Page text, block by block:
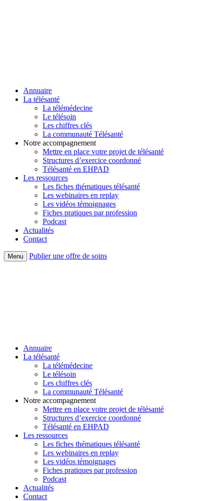
Annuaire
La télésanté
La télémédecine
Le télésoin
Les chiffres clés
La communauté Télésanté
Notre accompagnement
Mettre en place votre projet de télésanté
Structures d’exercice coordonné
Télésanté en EHPAD
Les ressources
Les fiches thématiques télésanté
Les webinaires en replay
Les vidéos témoignages
Fiches pratiques par profession
Podcast
Actualités
Contact
Menu Publier une offre de soins
Annuaire
La télésanté
La télémédecine
Le télésoin
Les chiffres clés
La communauté Télésanté
Notre accompagnement
Mettre en place votre projet de télésanté
Structures d’exercice coordonné
Télésanté en EHPAD
Les ressources
Les fiches thématiques télésanté
Les webinaires en replay
Les vidéos témoignages
Fiches pratiques par profession
Podcast
Actualités
Contact